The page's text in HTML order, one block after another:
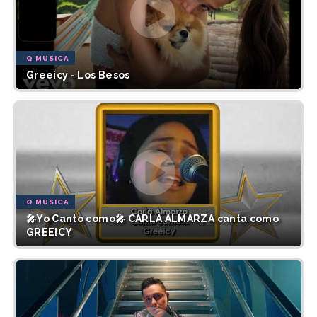
Q MUSICA
Greeicy - Los Besos
Q MUSICA
🎤Yo Canto como🎤 CARLA ALMARZA canta como
GREEICY